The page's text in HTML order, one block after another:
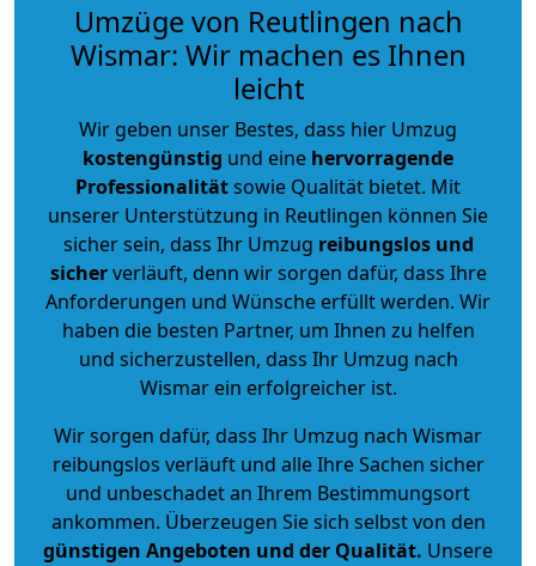
Umzüge von Reutlingen nach
Wismar: Wir machen es Ihnen
leicht
Wir geben unser Bestes, dass hier Umzug
kostengünstig und eine hervorragende
Professionalitätsowie Qualität bietet. Mit
unserer Unterstützung in Reutlingen können Sie
sicher sein, dass Ihr Umzug reibungslos und
sicherverläuft, denn wir sorgen dafür, dass Ihre
Anforderungen und Wünsche erfüllt werden. Wir
haben die besten Partner, um Ihnen zu helfen
und sicherzustellen, dass Ihr Umzug nach
Wismar ein erfolgreicher ist.
Wir sorgen dafür, dass Ihr Umzug nach Wismar
reibungslos verläuft und alle Ihre Sachen sicher
und unbeschadet an Ihrem Bestimmungsort
ankommen. Überzeugen Sie sich selbst von den
günstigen Angeboten und der Qualität. Unsere